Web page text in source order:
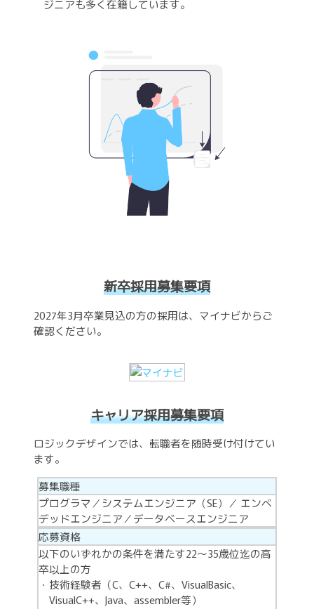
ジニアも多く在籍しています。
新卒採用募集要項
2027年3月卒業見込の方の採用は、マイナビからご
確認ください。
キャリア採用募集要項
ロジックデザインでは、転職者を随時受け付けてい
ます。
募集職種
プログラマ／システムエンジニア（SE）／ エンベ
デッドエンジニア／データベースエンジニア
応募資格
以下のいずれかの条件を満たす22～35歳位迄の高
卒以上の方
技術経験者（C、C++、C#、VisualBasic、
VisualC++、Java、assembler等）